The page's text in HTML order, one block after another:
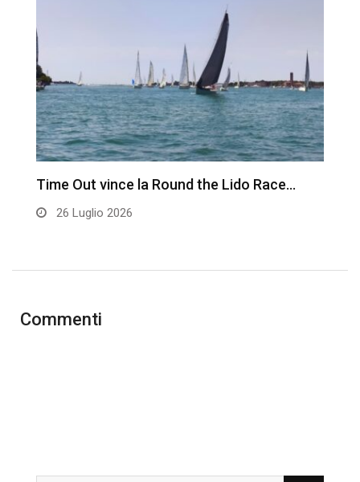
Time Out vince la Round the Lido Race…
26 Luglio 2026
Commenti